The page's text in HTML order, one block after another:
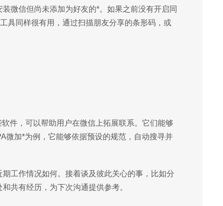
微信但尚未添加为好友的*。如果之前没有开启同
具同样很有用，通过扫描朋友分享的条形码，或
件，可以帮助用户在微信上拓展联系。它们能够
微加*为例，它能够依据预设的规范，自动搜寻并
工作情况如何。接着谈及彼此关心的事，比如分
共有经历，为下次沟通提供参考。